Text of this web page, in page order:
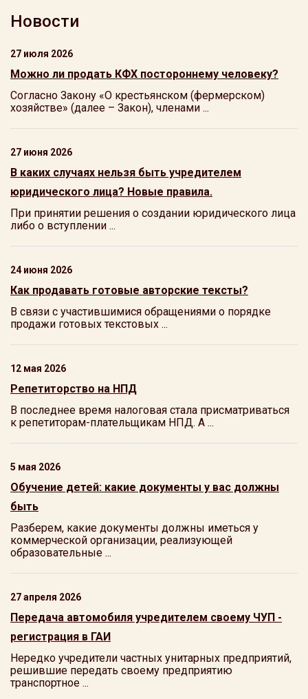
Новости
27 июля 2026
Можно ли продать КФХ постороннему человеку?
Согласно Закону «О крестьянском (фермерском)
хозяйстве» (далее – Закон), членами ...
27 июня 2026
В каких случаях нельзя быть учредителем
юридического лица? Новые правила.
При принятии решения о создании юридического лица
либо о вступлении ...
24 июня 2026
Как продавать готовые авторские тексты?
В связи с участившимися обращениями о порядке
продажи готовых текстовых ...
12 мая 2026
Репетиторство на НПД
В последнее время налоговая стала присматриваться
к репетиторам-плательщикам НПД. А ...
5 мая 2026
Обучение детей: какие документы у вас должны
быть
Разберем, какие документы должны иметься у
коммерческой организации, реализующей
образовательные ...
27 апреля 2026
Передача автомобиля учредителем своему ЧУП -
регистрация в ГАИ
Нередко учредители частных унитарных предприятий,
решившие передать своему предприятию
транспортное ...